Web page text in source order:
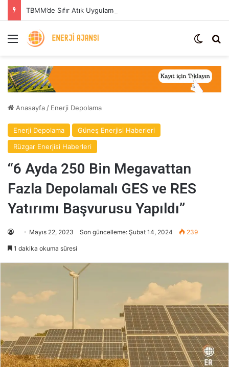
Menü Dış
Anasayfa / Enerji Depolama
Enerji Depolama
Güneş Enerjisi Haberleri
Rüzgar Enerjisi Haberleri
“6 Ayda 250 Bin Megavattan
Fazla Depolamalı GES ve RES
Yatırımı Başvurusu Yapıldı”
Mayıs 22, 2023 Son güncelleme: Şubat 14, 2024 239
1 dakika okuma süresi